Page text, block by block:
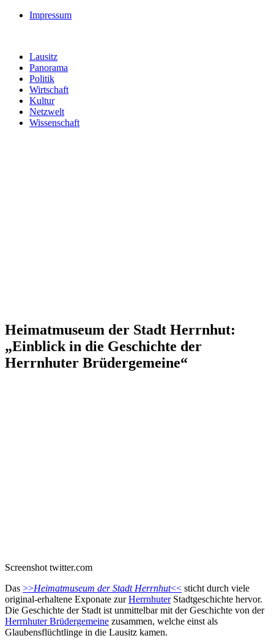
Impressum
Lausitz
Panorama
Politik
Wirtschaft
Kultur
Netzwelt
Wissenschaft
Heimatmuseum der Stadt Herrnhut:
„Einblick in die Geschichte der
Herrnhuter Brüdergemeine“
Screenshot twitter.com
Das >>Heimatmuseum der Stadt Herrnhut<< sticht durch viele
original-erhaltene Exponate zurHerrnhuterStadtgeschichte hervor.
Die Geschichte der Stadt ist unmittelbar mit der Geschichte von der
Herrnhuter Brüdergemeine zusammen, welche einst als
Glaubensflüchtlinge in die Lausitz kamen.